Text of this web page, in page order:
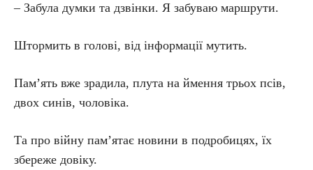
– Забула думки та дзвінки. Я забуваю маршрути.
Штормить в голові, від інформації мутить.
Пам’ять вже зрадила, плута на ймення трьох псів,
двох синів, чоловіка.
Та про війну пам’ятає новини в подробицях, їх
збереже довіку.